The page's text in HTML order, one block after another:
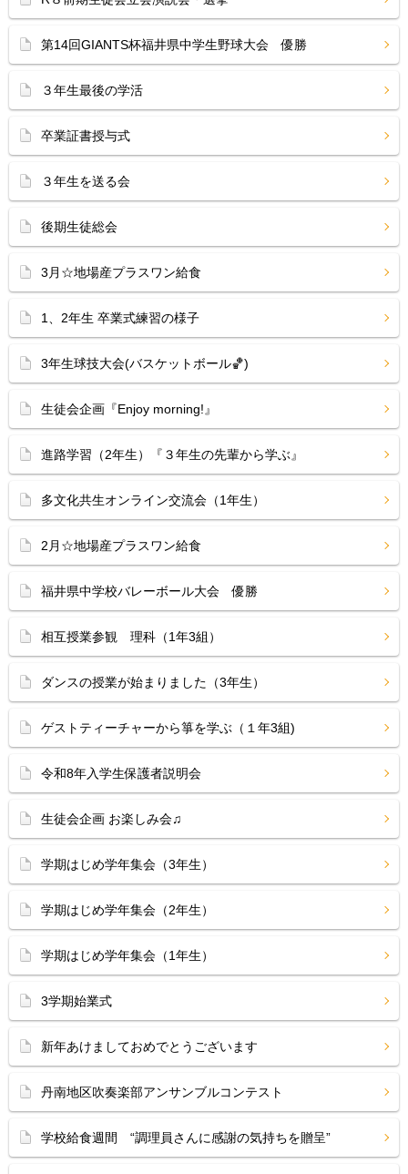
第14回GIANTS杯福井県中学生野球大会 優勝
３年生最後の学活
卒業証書授与式
３年生を送る会
後期生徒総会
3月☆地場産プラスワン給食
1、2年生 卒業式練習の様子
3年生球技大会(バスケットボール🏀)
生徒会企画『Enjoy morning!』
進路学習（2年生）『３年生の先輩から学ぶ』
多文化共生オンライン交流会（1年生）
2月☆地場産プラスワン給食
福井県中学校バレーボール大会 優勝
相互授業参観 理科（1年3組）
ダンスの授業が始まりました（3年生）
ゲストティーチャーから箏を学ぶ（１年3組)
令和8年入学生保護者説明会
生徒会企画 お楽しみ会♫
学期はじめ学年集会（3年生）
学期はじめ学年集会（2年生）
学期はじめ学年集会（1年生）
3学期始業式
新年あけましておめでとうございます
丹南地区吹奏楽部アンサンブルコンテスト
学校給食週間 “調理員さんに感謝の気持ちを贈呈”